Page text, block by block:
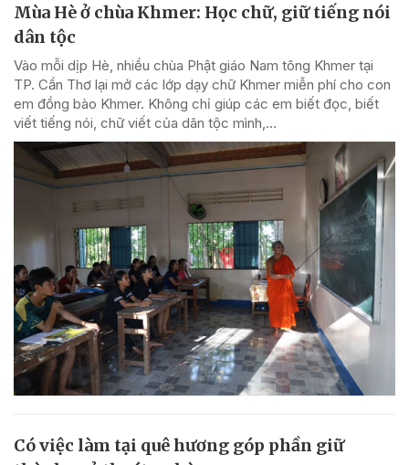
Mùa Hè ở chùa Khmer: Học chữ, giữ tiếng nói
dân tộc
Vào mỗi dịp Hè, nhiều chùa Phật giáo Nam tông Khmer tại
TP. Cần Thơ lại mở các lớp dạy chữ Khmer miễn phí cho con
em đồng bào Khmer. Không chỉ giúp các em biết đọc, biết
viết tiếng nói, chữ viết của dân tộc mình,...
Có việc làm tại quê hương góp phần giữ